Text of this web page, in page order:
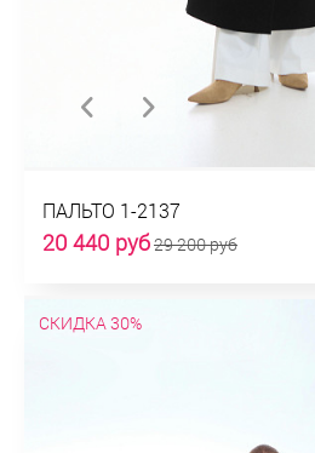
ПАЛЬТО 1-2137
20 440 руб29 200 руб
СКИДКА 30%